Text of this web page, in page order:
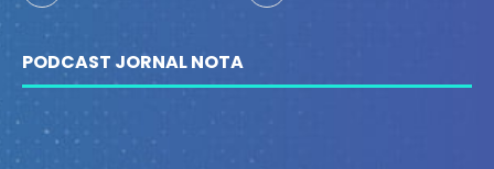
PODCAST JORNAL NOTA